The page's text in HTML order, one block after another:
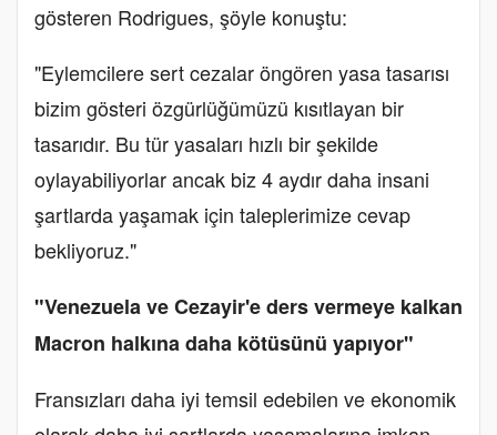
gösteren Rodrigues, şöyle konuştu:
"Eylemcilere sert cezalar öngören yasa tasarısı
bizim gösteri özgürlüğümüzü kısıtlayan bir
tasarıdır. Bu tür yasaları hızlı bir şekilde
oylayabiliyorlar ancak biz 4 aydır daha insani
şartlarda yaşamak için taleplerimize cevap
bekliyoruz."
"Venezuela ve Cezayir'e ders vermeye kalkan
Macron halkına daha kötüsünü yapıyor"
Fransızları daha iyi temsil edebilen ve ekonomik